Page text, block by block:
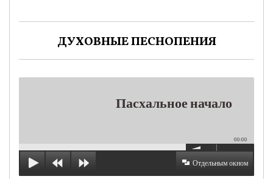
ДУХОВНЫЕ ПЕСНОПЕНИЯ
Пасхальное начало
00:00
Отдельным окном